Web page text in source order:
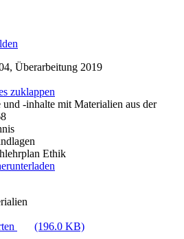
Überarbeitung 2019
zuklappen
-inhalte mit Materialien aus der
Ethik
(196.0 KB)